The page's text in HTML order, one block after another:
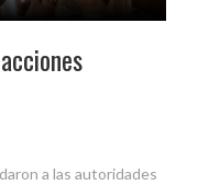
a las autoridades